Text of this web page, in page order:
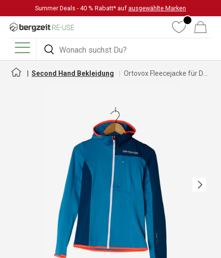
DIREKT ZUM INHALT
Summer Deals - 40 % Rabatt* auf ausgewählte Marken
Suchen
Suchen
WunschlisteWarenkorb
Menü
Second Hand Bekleidung
Nächste